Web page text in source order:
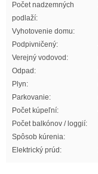
Počet nadzemných
podlaží:
Vyhotovenie domu:
Podpivničený:
Verejný vodovod:
Odpad:
Plyn:
Parkovanie:
Počet kúpeľní:
Počet balkónov / loggií:
Spôsob kúrenia:
Elektrický prúd: